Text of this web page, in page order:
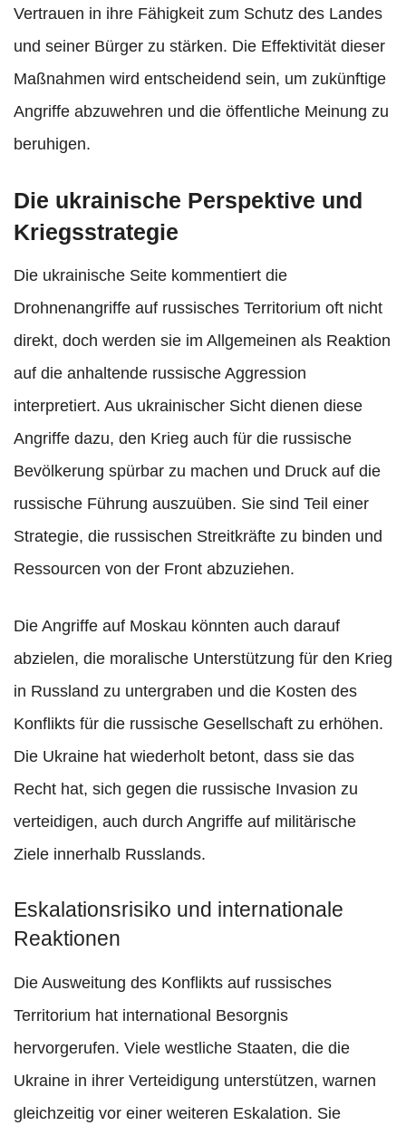
Vertrauen in ihre Fähigkeit zum Schutz des Landes
und seiner Bürger zu stärken. Die Effektivität dieser
Maßnahmen wird entscheidend sein, um zukünftige
Angriffe abzuwehren und die öffentliche Meinung zu
beruhigen.
Die ukrainische Perspektive und
Kriegsstrategie
Die ukrainische Seite kommentiert die
Drohnenangriffe auf russisches Territorium oft nicht
direkt, doch werden sie im Allgemeinen als Reaktion
auf die anhaltende russische Aggression
interpretiert. Aus ukrainischer Sicht dienen diese
Angriffe dazu, den Krieg auch für die russische
Bevölkerung spürbar zu machen und Druck auf die
russische Führung auszuüben. Sie sind Teil einer
Strategie, die russischen Streitkräfte zu binden und
Ressourcen von der Front abzuziehen.
Die Angriffe auf Moskau könnten auch darauf
abzielen, die moralische Unterstützung für den Krieg
in Russland zu untergraben und die Kosten des
Konflikts für die russische Gesellschaft zu erhöhen.
Die Ukraine hat wiederholt betont, dass sie das
Recht hat, sich gegen die russische Invasion zu
verteidigen, auch durch Angriffe auf militärische
Ziele innerhalb Russlands.
Eskalationsrisiko und internationale
Reaktionen
Die Ausweitung des Konflikts auf russisches
Territorium hat international Besorgnis
hervorgerufen. Viele westliche Staaten, die die
Ukraine in ihrer Verteidigung unterstützen, warnen
gleichzeitig vor einer weiteren Eskalation. Sie